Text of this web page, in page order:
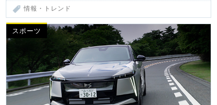
情報・トレンド
スポーツ